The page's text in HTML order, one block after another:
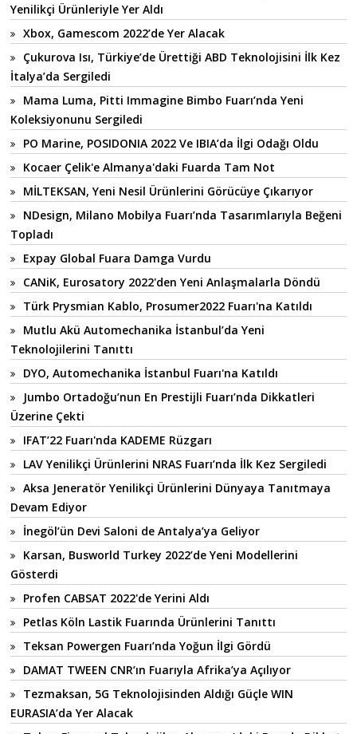
Yenilikçi Ürünleriyle Yer Aldı
Xbox, Gamescom 2022’de Yer Alacak
Çukurova Isı, Türkiye’de Ürettiği ABD Teknolojisini İlk Kez
İtalya’da Sergiledi
Mama Luma, Pitti Immagine Bimbo Fuarı’nda Yeni
Koleksiyonunu Sergiledi
PO Marine, POSIDONIA 2022 Ve IBIA’da İlgi Odağı Oldu
Kocaer Çelik'e Almanya'daki Fuarda Tam Not
MİLTEKSAN, Yeni Nesil Ürünlerini Görücüye Çıkarıyor
NDesign, Milano Mobilya Fuarı’nda Tasarımlarıyla Beğeni
Topladı
Expay Global Fuara Damga Vurdu
CANiK, Eurosatory 2022'den Yeni Anlaşmalarla Döndü
Türk Prysmian Kablo, Prosumer2022 Fuarı'na Katıldı
Mutlu Akü Automechanika İstanbul’da Yeni
Teknolojilerini Tanıttı
DYO, Automechanika İstanbul Fuarı'na Katıldı
Jumbo Ortadoğu’nun En Prestijli Fuarı’nda Dikkatleri
Üzerine Çekti
IFAT’22 Fuarı'nda KADEME Rüzgarı
LAV Yenilikçi Ürünlerini NRAS Fuarı’nda İlk Kez Sergiledi
Aksa Jeneratör Yenilikçi Ürünlerini Dünyaya Tanıtmaya
Devam Ediyor
İnegöl’ün Devi Saloni de Antalya’ya Geliyor
Karsan, Busworld Turkey 2022’de Yeni Modellerini
Gösterdi
Profen CABSAT 2022'de Yerini Aldı
Petlas Köln Lastik Fuarında Ürünlerini Tanıttı
Teksan Powergen Fuarı’nda Yoğun İlgi Gördü
DAMAT TWEEN CNR’ın Fuarıyla Afrika’ya Açılıyor
Tezmaksan, 5G Teknolojisinden Aldığı Güçle WIN
EURASIA’da Yer Alacak